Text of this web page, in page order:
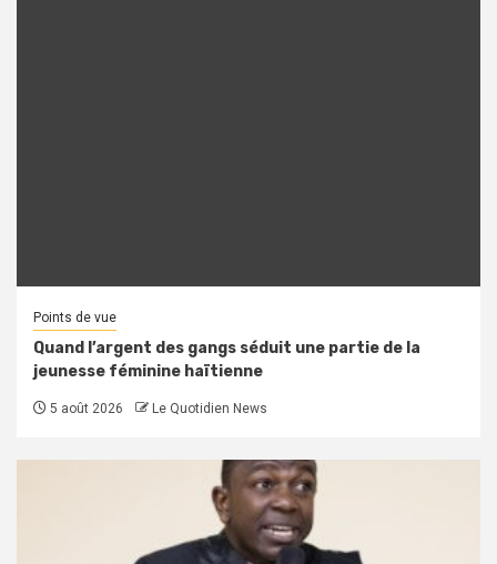
Points de vue
Quand l’argent des gangs séduit une partie de la
jeunesse féminine haïtienne
5 août 2026 Le Quotidien News